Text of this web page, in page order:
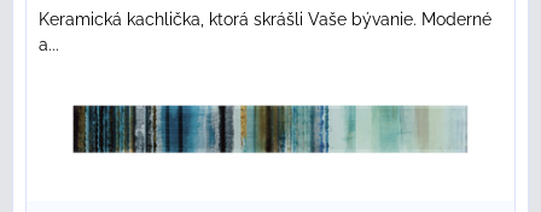
Keramická kachlička, ktorá skrášli Vaše bývanie. Moderné
a...